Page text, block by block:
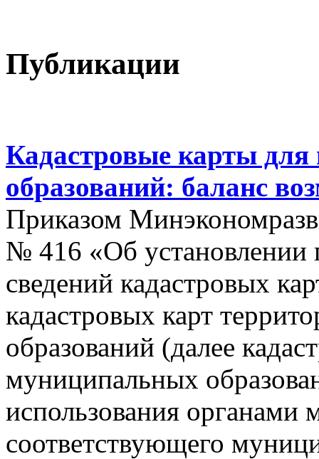
Публикации
Кадастровые карты
образований: баланс
Приказом
№ 416 «Об установлении
сведений кадастровых
кадастровых карт
образований (далее
муниципальных
использования органами
соответствующего